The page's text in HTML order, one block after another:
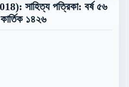
সাহিত্য পত্রিকা: বর্ষ ৫৬
১৪২৬